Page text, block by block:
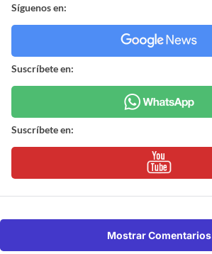
Síguenos en:
Suscríbete en:
Suscríbete en:
Mostrar Comentarios